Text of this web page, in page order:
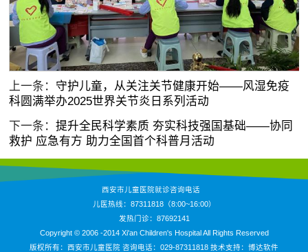
上一条： 守护儿童，从关注关节健康开始——风湿免疫
科圆满举办2025世界关节炎日系列活动
下一条：提升全民科学素质 夯实科技强国基础——协同
救护 应急有方 助力全国首个科普月活动
西安市儿童医院就诊咨询电话
儿医热线：87311818（8:00~16:00）
发热门诊：87692141
Copyright © 2006 -2014 Xi'an Children's Hospital All Rights Reserved
版权所有：西安市儿童医院 咨询电话：029-87311818 技术支持： 博达软件